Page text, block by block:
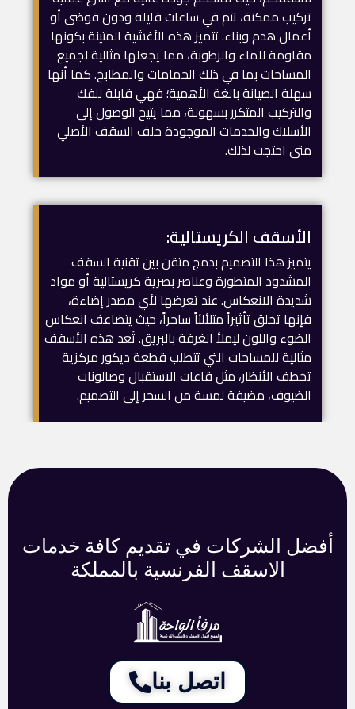
تركيب ممكنة، تتم في ساعات قليلة ودون فوضى أو
أعمال هدم وبناء. تتميز هذه الأغشية المتينة بكونها
مقاومة للماء والرطوبة، مما يجعلها مثالية لجميع
المساحات بما في ذلك الحمامات والمطابخ. كما أنها
سهلة الصيانة بالغة الأهمية؛ فهي قابلة للفك
والتركيب المتكرر بسهولة، مما يتيح الوصول إلى
الأسلاك والخدمات الموجودة خلف السقف الأصلي
متى احتجت لذلك.
الأسقف الكريستالية:
يتميز هذا التصميم بدمج متقن بين تقنية السقف
المشدود المتطورة وعناصر بصرية كريستالية أو مواد
شديدة الانعكاس. عند تعرضها لأي مصدر إضاءة،
فإنها تخلق تأثيراً متلألئاً ساحراً، حيث يتضاعف انعكاس
الضوء واللون ليملأ الغرفة بالبريق. تُعد هذه الأسقف
مثالية للمساحات التي تتطلب قطعة ديكور مركزية
تخطف الأنظار، مثل قاعات الاستقبال وصالونات
الضيوف، مضيفة لمسة من السحر إلى التصميم.
أفضل الشركات في تقديم كافة خدمات
الاسقف الفرنسية بالمملكة
اتصل بنا